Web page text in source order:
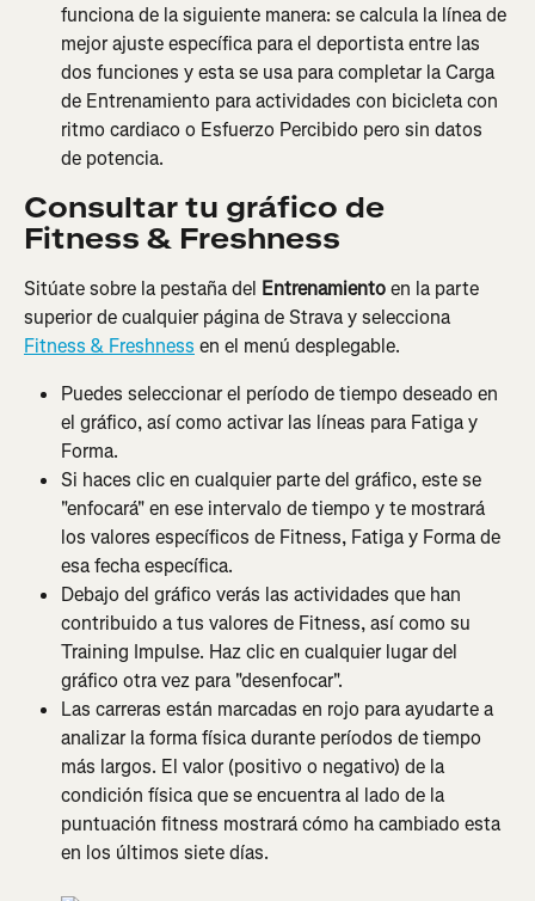
funciona de la siguiente manera: se calcula la línea de
mejor ajuste específica para el deportista entre las
dos funciones y esta se usa para completar la Carga
de Entrenamiento para actividades con bicicleta con
ritmo cardiaco o Esfuerzo Percibido pero sin datos
de potencia.
Consultar tu gráfico de
Fitness & Freshness
Sitúate sobre la pestaña del Entrenamiento en la parte
superior de cualquier página de Strava y selecciona
Fitness & Freshness en el menú desplegable.
Puedes seleccionar el período de tiempo deseado en
el gráfico, así como activar las líneas para Fatiga y
Forma.
Si haces clic en cualquier parte del gráfico, este se
"enfocará" en ese intervalo de tiempo y te mostrará
los valores específicos de Fitness, Fatiga y Forma de
esa fecha específica.
Debajo del gráfico verás las actividades que han
contribuido a tus valores de Fitness, así como su
Training Impulse. Haz clic en cualquier lugar del
gráfico otra vez para "desenfocar".
Las carreras están marcadas en rojo para ayudarte a
analizar la forma física durante períodos de tiempo
más largos. El valor (positivo o negativo) de la
condición física que se encuentra al lado de la
puntuación fitness mostrará cómo ha cambiado esta
en los últimos siete días.